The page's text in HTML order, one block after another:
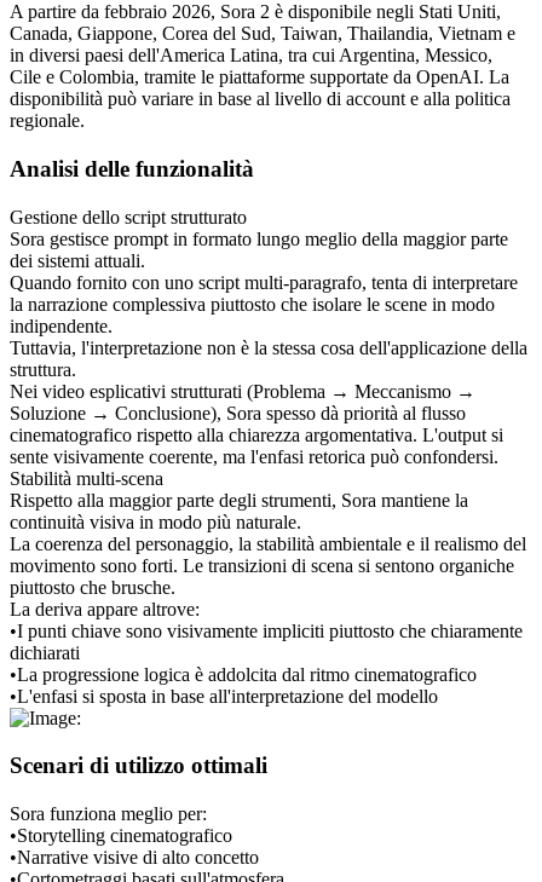
A partire da febbraio 2026, Sora 2 è disponibile negli Stati Uniti,
Canada, Giappone, Corea del Sud, Taiwan, Thailandia, Vietnam e
in diversi paesi dell'America Latina, tra cui Argentina, Messico,
Cile e Colombia, tramite le piattaforme supportate da OpenAI. La
disponibilità può variare in base al livello di account e alla politica
regionale.
Analisi delle funzionalità
Gestione dello script strutturato
Sora gestisce prompt in formato lungo meglio della maggior parte
dei sistemi attuali.
Quando fornito con uno script multi-paragrafo, tenta di interpretare
la narrazione complessiva piuttosto che isolare le scene in modo
indipendente.
Tuttavia, l'interpretazione non è la stessa cosa dell'applicazione della
struttura.
Nei video esplicativi strutturati (Problema → Meccanismo →
Soluzione → Conclusione), Sora spesso dà priorità al flusso
cinematografico rispetto alla chiarezza argomentativa. L'output si
sente visivamente coerente, ma l'enfasi retorica può confondersi.
Stabilità multi-scena
Rispetto alla maggior parte degli strumenti, Sora mantiene la
continuità visiva in modo più naturale.
La coerenza del personaggio, la stabilità ambientale e il realismo del
movimento sono forti. Le transizioni di scena si sentono organiche
piuttosto che brusche.
La deriva appare altrove:
•I punti chiave sono visivamente impliciti piuttosto che chiaramente
dichiarati
•La progressione logica è addolcita dal ritmo cinematografico
•L'enfasi si sposta in base all'interpretazione del modello
Scenari di utilizzo ottimali
Sora funziona meglio per:
•Storytelling cinematografico
•Narrative visive di alto concetto